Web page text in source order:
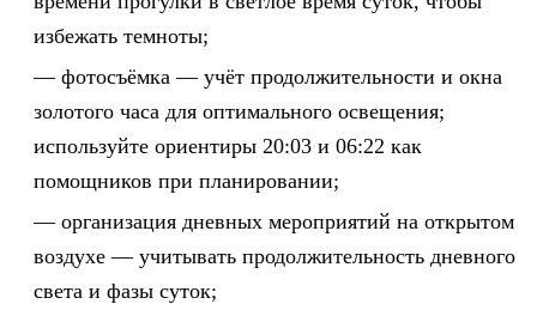
избежать темноты;
фотосъёмка — учёт продолжительности и окна
золотого часа для оптимального освещения;
используйте ориентиры 20:03 и 06:22 как
помощников при планировании;
организация дневных мероприятий на открытом
воздухе — учитывать продолжительность дневного
света и фазы суток;